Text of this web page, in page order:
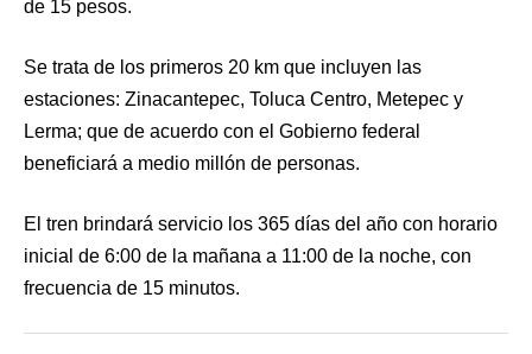
de 15 pesos.
Se trata de los primeros 20 km que incluyen las
estaciones: Zinacantepec, Toluca Centro, Metepec y
Lerma; que de acuerdo con el Gobierno federal
beneficiará a medio millón de personas.
El tren brindará servicio los 365 días del año con horario
inicial de 6:00 de la mañana a 11:00 de la noche, con
frecuencia de 15 minutos.